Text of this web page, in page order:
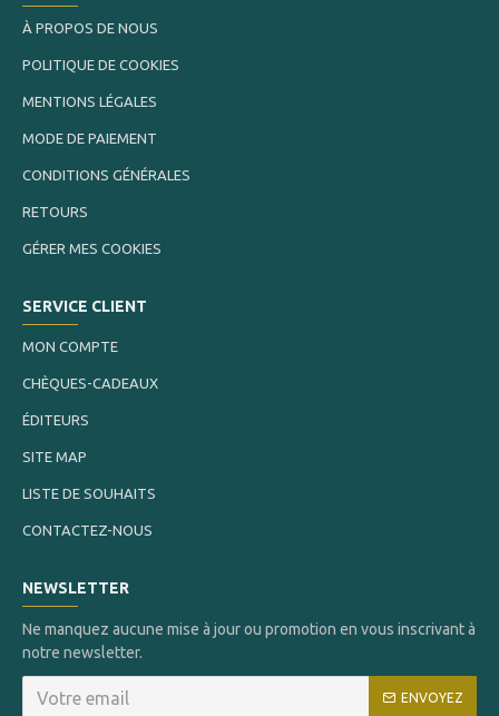
À PROPOS DE NOUS
POLITIQUE DE COOKIES
MENTIONS LÉGALES
MODE DE PAIEMENT
CONDITIONS GÉNÉRALES
RETOURS
GÉRER MES COOKIES
SERVICE CLIENT
MON COMPTE
CHÈQUES-CADEAUX
ÉDITEURS
SITE MAP
LISTE DE SOUHAITS
CONTACTEZ-NOUS
NEWSLETTER
Ne manquez aucune mise à jour ou promotion en vous inscrivant à
notre newsletter.
ENVOYEZ